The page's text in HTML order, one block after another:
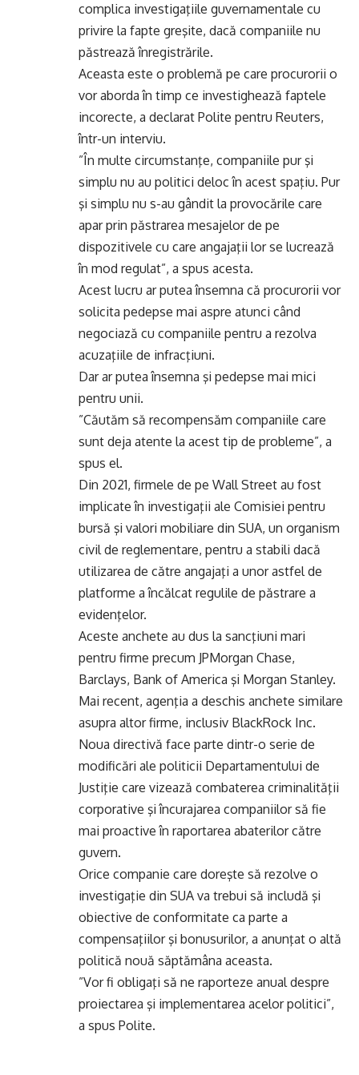
complica investigaţiile guvernamentale cu
privire la fapte greşite, dacă companiile nu
păstrează înregistrările.
Aceasta este o problemă pe care procurorii o
vor aborda în timp ce investighează faptele
incorecte, a declarat Polite pentru Reuters,
într-un interviu.
”În multe circumstanţe, companiile pur şi
simplu nu au politici deloc în acest spaţiu. Pur
şi simplu nu s-au gândit la provocările care
apar prin păstrarea mesajelor de pe
dispozitivele cu care angajaţii lor se lucrează
în mod regulat”, a spus acesta.
Acest lucru ar putea însemna că procurorii vor
solicita pedepse mai aspre atunci când
negociază cu companiile pentru a rezolva
acuzaţiile de infracţiuni.
Dar ar putea însemna şi pedepse mai mici
pentru unii.
”Căutăm să recompensăm companiile care
sunt deja atente la acest tip de probleme”, a
spus el.
Din 2021, firmele de pe Wall Street au fost
implicate în investigaţii ale Comisiei pentru
bursă şi valori mobiliare din SUA, un organism
civil de reglementare, pentru a stabili dacă
utilizarea de către angajaţi a unor astfel de
platforme a încălcat regulile de păstrare a
evidenţelor.
Aceste anchete au dus la sancţiuni mari
pentru firme precum JPMorgan Chase,
Barclays, Bank of America şi Morgan Stanley.
Mai recent, agenţia a deschis anchete similare
asupra altor firme, inclusiv BlackRock Inc.
Noua directivă face parte dintr-o serie de
modificări ale politicii Departamentului de
Justiţie care vizează combaterea criminalităţii
corporative şi încurajarea companiilor să fie
mai proactive în raportarea abaterilor către
guvern.
Orice companie care doreşte să rezolve o
investigaţie din SUA va trebui să includă şi
obiective de conformitate ca parte a
compensaţiilor şi bonusurilor, a anunţat o altă
politică nouă săptămâna aceasta.
”Vor fi obligaţi să ne raporteze anual despre
proiectarea şi implementarea acelor politici”,
a spus Polite.